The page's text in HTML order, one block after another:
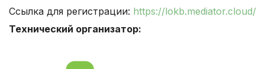
Ссылка для регистрации: https://lokb.mediator.cloud/
Технический организатор: